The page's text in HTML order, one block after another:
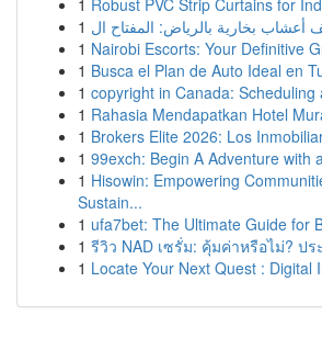
1 Robust PVC Strip Curtains for
1
1 Nairobi Escorts: Your Definitive
1 Busca el Plan de Auto Ideal en
1 copyright in Canada: Scheduling
1 Rahasia Mendapatkan Hotel
1 Brokers Elite 2026: Los
1 99exch: Begin A Adventure with
1 Hisowin: Empowering
Sustain...
1 ufa7bet: The Ultimate Guide for
1 รีวิว NAD เซรั่ม: คุ้มค่าหรือไม่? ป
1 Locate Your Next Quest : Digital